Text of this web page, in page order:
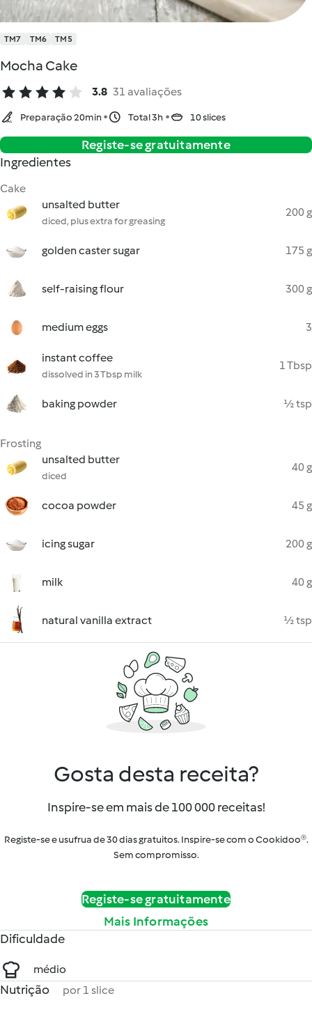
TM7 TM6 TM5
Mocha Cake
3.8 31 avaliações
Preparação 20min Total 3h 10 slices
Registe-se gratuitamente
Ingredientes
Cake
unsalted butter
diced, plus extra for greasing
200 g
golden caster sugar 175 g
self-raising flour 300 g
medium eggs 3
instant coffee
dissolved in 3 Tbsp milk
1 Tbsp
baking powder ½ tsp
Frosting
unsalted butter
diced
40 g
cocoa powder 45 g
icing sugar 200 g
milk 40 g
natural vanilla extract ½ tsp
Gosta desta receita?
Inspire-se em mais de 100 000 receitas!
Registe-se e usufrua de 30 dias gratuitos. Inspire-se com o Cookidoo®.
Sem compromisso.
Registe-se gratuitamente
Mais Informações
Dificuldade
médio
Nutrição por 1 slice